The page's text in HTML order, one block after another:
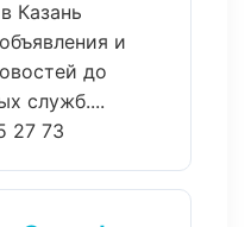
Казань
и
до
служб....
27 73